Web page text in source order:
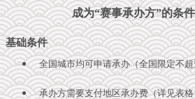
成为“赛事承办方”的条
基础条件
全国城市均可申请承办（全国限定不
承办方需要支付地区承办费（详见表